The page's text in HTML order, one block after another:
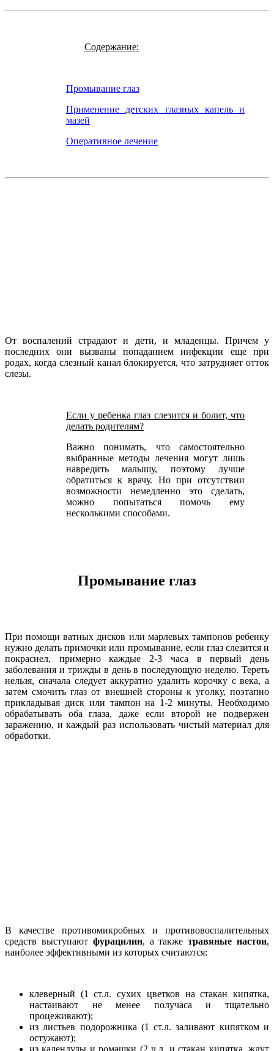
Содержание:
Промывание глаз
Применение детских глазных капель и
мазей
Оперативное лечение
От воспалений страдают и дети, и младенцы. Причем у
последних они вызваны попаданием инфекции еще при
родах, когда слезный канал блокируется, что затрудняет отток
слезы.
Если у ребенка глаз слезится и болит, что
делать родителям?
Важно понимать, что самостоятельно
выбранные методы лечения могут лишь
навредить малышу, поэтому лучше
обратиться к врачу. Но при отсутствии
возможности немедленно это сделать,
можно попытаться помочь ему
несколькими способами.
Промывание глаз
При помощи ватных дисков или марлевых тампонов ребенку
нужно делать примочки или промывание, если глаз слезится и
покраснел, примерно каждые 2-3 часа в первый день
заболевания и трижды в день в последующую неделю. Тереть
нельзя, сначала следует аккуратно удалить корочку с века, а
затем смочить глаз от внешней стороны к уголку, поэтапно
прикладывая диск или тампон на 1-2 минуты. Необходимо
обрабатывать оба глаза, даже если второй не подвержен
заражению, и каждый раз использовать чистый материал для
обработки.
В качестве противомикробных и противовоспалительных
средств выступают фурацилин, а такжетравяные настои,
наиболее эффективными из которых считаются:
клеверный (1 ст.л. сухих цветков на стакан кипятка,
настаивают не менее получаса и тщательно
процеживают);
из листьев подорожника (1 ст.л. заливают кипятком и
остужают);
из календулы и ромашки (2 ч.л. и стакан кипятка, ждут